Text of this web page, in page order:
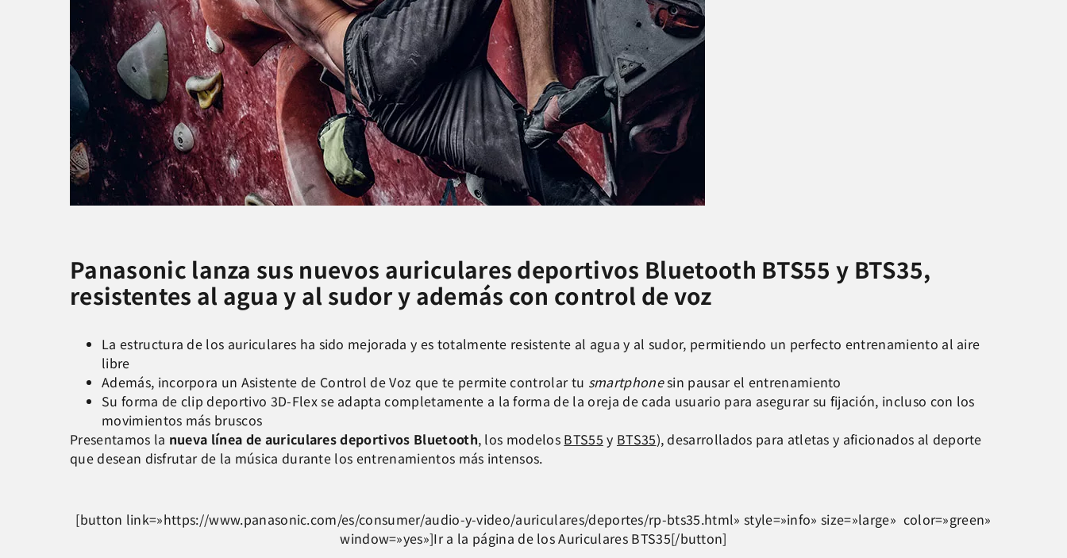
Panasonic lanza sus nuevos auriculares deportivos Bluetooth BTS55 y BTS35,
resistentes al agua y al sudor y además con control de voz
La estructura de los auriculares ha sido mejorada y es totalmente resistente al agua y al sudor, permitiendo un perfecto entrenamiento al aire
libre
Además, incorpora un Asistente de Control de Voz que te permite controlar tu smartphonesin pausar el entrenamiento
Su forma de clip deportivo 3D-Flex se adapta completamente a la forma de la oreja de cada usuario para asegurar su fijación, incluso con los
movimientos más bruscos
Presentamos la nueva línea de auriculares deportivos Bluetooth, los modelos BTS55 y BTS35), desarrollados para atletas y aficionados al deporte
que desean disfrutar de la música durante los entrenamientos más intensos.
[button link=»https://www.panasonic.com/es/consumer/audio-y-video/auriculares/deportes/rp-bts35.html» style=»info» size=»large» color=»green»
window=»yes»]Ir a la página de los Auriculares BTS35[/button]